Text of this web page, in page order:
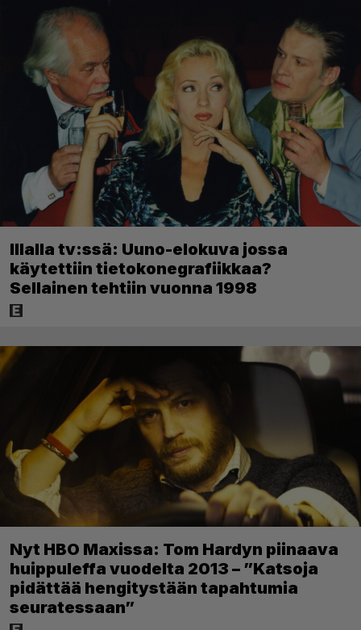
Illalla tv:ssä: Uuno-elokuva jossa
käytettiin tietokonegrafiikkaa?
Sellainen tehtiin vuonna 1998
Nyt HBO Maxissa: Tom Hardyn piinaava
huippuleffa vuodelta 2013 – ”Katsoja
pidättää hengitystään tapahtumia
seuratessaan”